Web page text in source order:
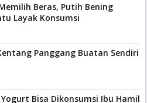
Beras, Putih Bening
Layak Konsumsi
Panggang Buatan Sendiri
Bisa Dikonsumsi Ibu Hamil